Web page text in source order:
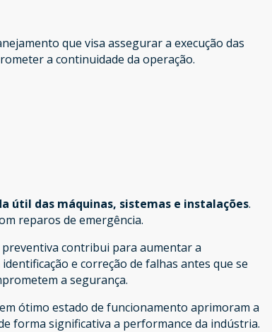
que visa assegurar a execução das
a continuidade da operação.
útil das máquinas, sistemas e instalações.
reparos de emergência.
contribui para aumentar a
e correção de falhas antes que se
a segurança.
em ótimo estado de funcionamento aprimoram a
forma significativa a performance da indústria.